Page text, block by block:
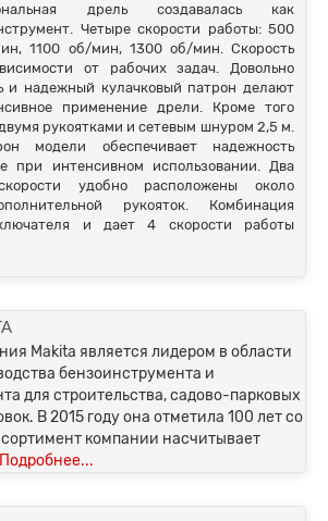
дрель создавалась как
Четыре скорости работы: 500
1100 об/мин, 1300 об/мин. Скорость
от рабочих задач. Довольно
и надежный кулачковый патрон делают
применение дрели. Кроме того
рукоятками и сетевым шнуром 2,5 м.
модели обеспечивает надежность
при интенсивном использовании. Два
удобно расположены около
рукояток. Комбинация
и дает 4 скорости работы
Makita является лидером в области
бензоинструмента и
для строительства, садово-парковых
В 2015 году она отметила 100 лет со
компании насчитывает
Подробнее...